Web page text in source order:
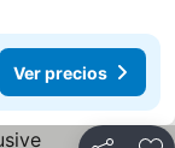
Ver precios